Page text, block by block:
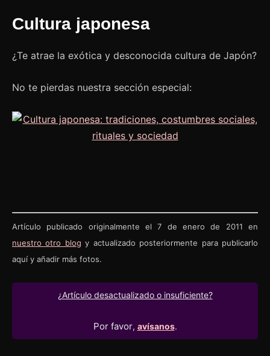
Cultura japonesa
¿Te atrae la exótica y desconocida cultura de Japón?
No te pierdas nuestra sección especial:
Artículo publicado originalmente el 7 de enero de 2011 en
nuestro otro blog y actualizado posteriormente para publicarlo
aquí y añadir más fotos.
¿Artículo desactualizado o insuficiente?
Por favor, avísanos.